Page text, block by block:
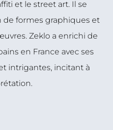
et le street art. Il se
de formes graphiques et
Zeklo a enrichi de
en France avec ses
intrigantes, incitant à